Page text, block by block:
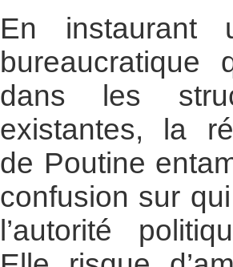
En instaurant
bureaucratique
dans les
existantes, la
de Poutine
confusion sur
l’autorité